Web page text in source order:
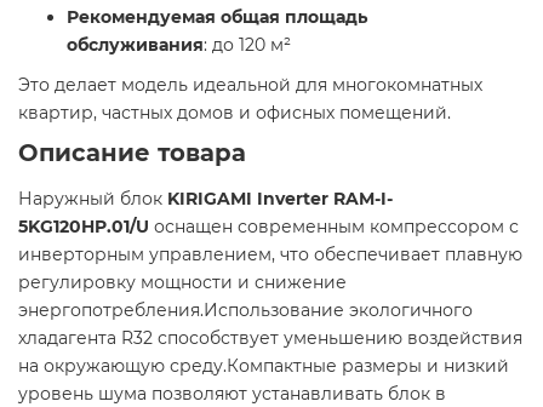
Рекомендуемая общая площадь
обслуживания: до 120 м²​
Это делает модель идеальной для многокомнатных
квартир, частных домов и офисных помещений.​
Описание товара
Наружный блок KIRIGAMI Inverter RAM-I-
5KG120HP.01/U оснащен современным компрессором с
инверторным управлением, что обеспечивает плавную
регулировку мощности и снижение
энергопотребления.Использование экологичного
хладагента R32 способствует уменьшению воздействия
на окружающую среду.Компактные размеры и низкий
уровень шума позволяют устанавливать блок в